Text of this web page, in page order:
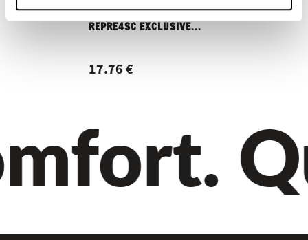
Boxershorts für Männer
REPRE4SC EXCLUSIVE...
17.76 €